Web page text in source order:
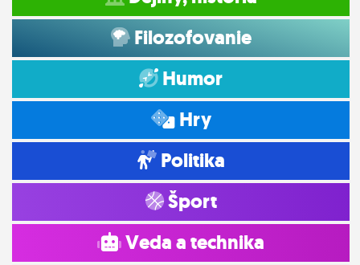
Filozofovanie
Humor
Hry
Politika
Šport
Veda a technika